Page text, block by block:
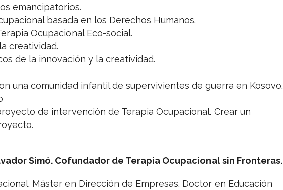
emancipatorios.
basada en los Derechos Humanos.
Ocupacional Eco-social.
creatividad.
de la innovación y la creatividad.
una comunidad infantil de supervivientes de guerra en Kosovo.
de intervención de Terapia Ocupacional. Crear un
Simó. Cofundador de Terapia Ocupacional sin Fronteras.
Máster en Dirección de Empresas. Doctor en Educación